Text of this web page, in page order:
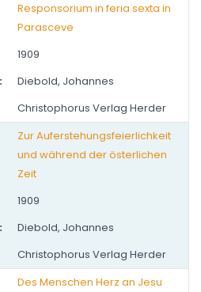
Responsorium in feria sexta in
Parasceve
1909
Diebold, Johannes
Christophorus Verlag Herder
Zur Auferstehungsfeierlichkeit
und während der österlichen
Zeit
1909
Diebold, Johannes
Christophorus Verlag Herder
Des Menschen Herz an Jesu